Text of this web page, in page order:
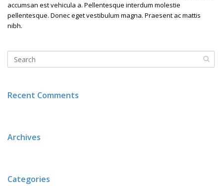
accumsan est vehicula a. Pellentesque interdum molestie
pellentesque. Donec eget vestibulum magna. Praesent ac mattis
nibh.
Recent Comments
Archives
Categories